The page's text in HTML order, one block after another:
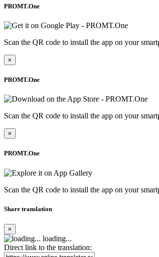
PROMT.One
Scan the QR code to install the app on your
×
PROMT.One
Scan the QR code to install the app on your
×
PROMT.One
Scan the QR code to install the app on your
Share translation
×
loading...
Direct link to the translation: